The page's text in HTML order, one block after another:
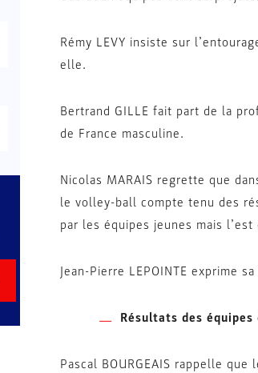
Rémy LEVY insiste sur
elle.
Bertrand GILLE fait part de la
de France masculine.
Nicolas MARAIS regrette que
le volley-ball compte tenu des
par les équipes jeunes mais
Jean-Pierre LEPOINTE exprime
Résultats des
Pascal BOURGEAIS rappelle